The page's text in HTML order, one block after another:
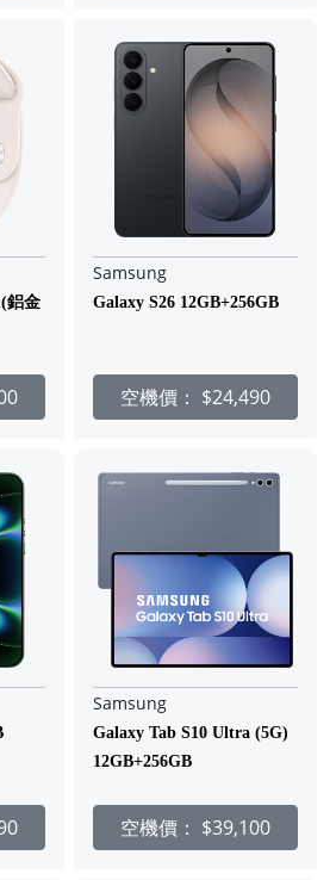
鋁金
Samsung
Galaxy S26 12GB+256GB
空機價： $24,490
Samsung
Galaxy Tab S10 Ultra (5G)
12GB+256GB
空機價： $39,100